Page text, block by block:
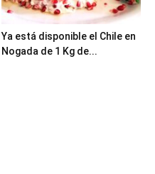
Ya está disponible el Chile en
Nogada de 1 Kg de...